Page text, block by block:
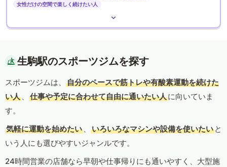
女性だけの空間で楽しく続けたい人
生駒駅のスポーツジムを探す
スポーツジムは、
自分のペースで筋トレや有酸素運動を続けた
い人 、 仕事や予定に合わせて自由に通いたい人に向いていま
す。
気軽に運動を始めたい 、 いろいろなマシンや設備を使いたい と
いう人にも選びやすいジャンルです。
24時間営業の店舗なら早朝や仕事帰りにも通いやすく、大型施